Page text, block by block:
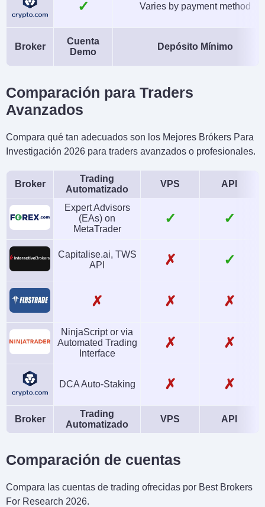
✓ Varies by payment method
Broker
Cuenta
Demo
Depósito Mínimo
Comparación para Traders
Avanzados
Compara qué tan adecuados son los Mejores Brókers Para
Investigación 2026 para traders avanzados o profesionales.
Broker
Trading
Automatizado
VPS API
Expert Advisors
(EAs) on
MetaTrader
✓ ✓
Capitalise.ai, TWS
API
✗ ✓
✗ ✗ ✗
NinjaScript or via
Automated Trading
Interface
✗ ✗
DCA Auto-Staking ✗ ✗
Broker
Trading
Automatizado
VPS API
Comparación de cuentas
Compara las cuentas de trading ofrecidas por Best Brokers
For Research 2026.